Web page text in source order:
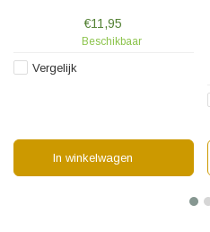
gebruik maken van de handige
timer functie.
€11,95
Beschikbaar
Vergelijk
In winkelwagen